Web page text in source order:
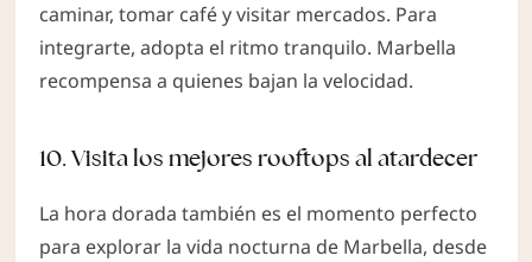
caminar, tomar café y visitar mercados. Para
integrarte, adopta el ritmo tranquilo. Marbella
recompensa a quienes bajan la velocidad.
10. Visita los mejores rooftops al atardecer
La hora dorada también es el momento perfecto
para explorar la vida nocturna de Marbella, desde